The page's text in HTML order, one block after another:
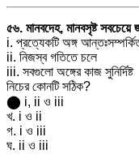
৫৬. মানবদেহ, মানবসৃষ্ট
i. প্রত্যেকটি অঙ্গ
ii. নিজস্ব গতিতে চলে
iii. সবগুলো অঙ্গের কাজ সুনির্দিষ্ট
নিচের কোনটি সঠিক?
⬤ i, ii ও iii
খ. i ও ii
গ. i ও iii
ঘ. ii ও iii